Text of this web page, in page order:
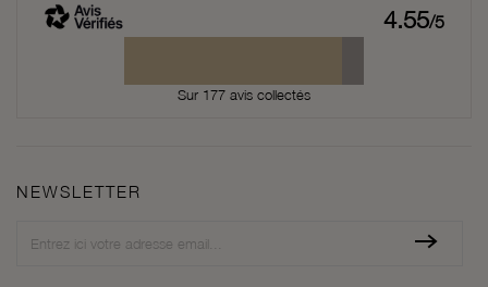
4.55/5
Sur 177 avis collectés
NEWSLETTER